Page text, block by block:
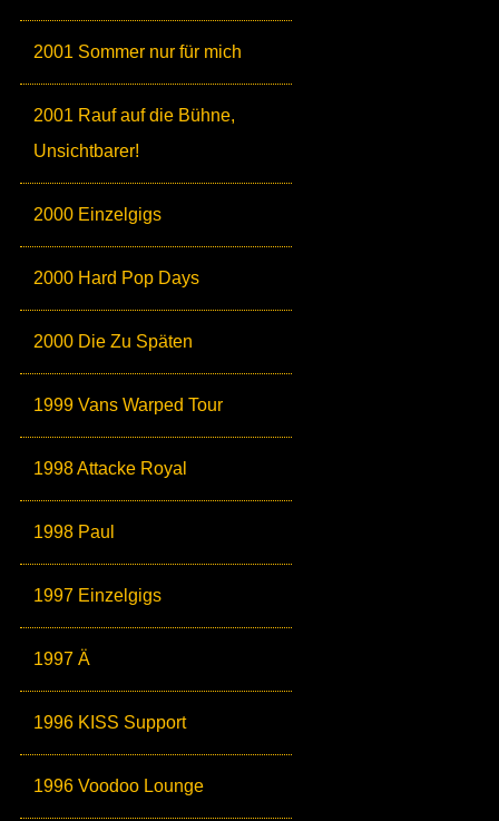
2001 Sommer nur für mich
2001 Rauf auf die Bühne,
Unsichtbarer!
2000 Einzelgigs
2000 Hard Pop Days
2000 Die Zu Späten
1999 Vans Warped Tour
1998 Attacke Royal
1998 Paul
1997 Einzelgigs
1997 Ä
1996 KISS Support
1996 Voodoo Lounge